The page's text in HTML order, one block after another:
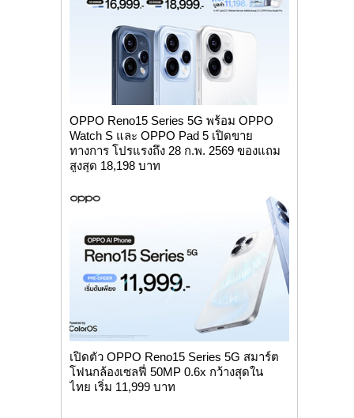
OPPO Reno15 Series 5G พร้อม OPPO
Watch S และ OPPO Pad 5 เปิดขาย
ทางการ โปรแรงถึง 28 ก.พ. 2569 ของแถม
สูงสุด 18,198 บาท
เปิดตัว OPPO Reno15 Series 5G สมาร์ต
โฟนกล้องเซลฟี่ 50MP 0.6x กว้างสุดใน
ไทย เริ่ม 11,999 บาท